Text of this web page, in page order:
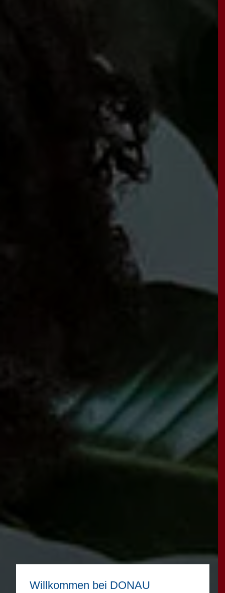
Willkommen bei DONAU